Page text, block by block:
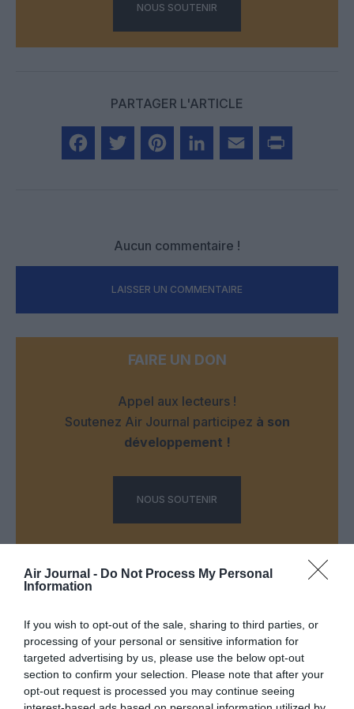
Air Journal - Do Not Process My Personal
Information
If you wish to opt-out of the sale, sharing to third parties, or
processing of your personal or sensitive information for
targeted advertising by us, please use the below opt-out
section to confirm your selection. Please note that after your
opt-out request is processed you may continue seeing
NOUS SOUTENIR
PARTAGER L'ARTICLE
Aucun commentaire !
LAISSER UN COMMENTAIRE
FAIRE UN DON
Appel aux lecteurs !
Soutenez Air Journal participez à son
développement !
NOUS SOUTENIR
DERNIERS COMMENTAIRES
Albatros13a commenté l'article :